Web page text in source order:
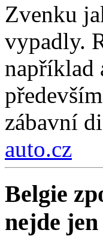
Zvenku
vypadly.
například
zábavní
auto.cz
Belgie
nejde